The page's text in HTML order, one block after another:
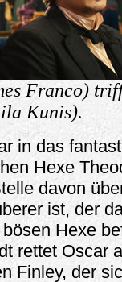
Franco)
Kunis).
in das
Hexe
davon
ist, der
Hexe
rettet Oscar
Finley, der